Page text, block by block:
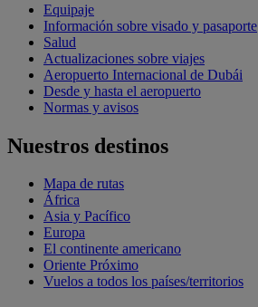
Equipaje
Información sobre visado y pasaporte
Salud
Actualizaciones sobre viajes
Aeropuerto Internacional de Dubái
Desde y hasta el aeropuerto
Normas y avisos
Nuestros destinos
Mapa de rutas
África
Asia y Pacífico
Europa
El continente americano
Oriente Próximo
Vuelos a todos los países/territorios